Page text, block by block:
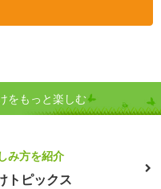
をもっと楽しむ
み方を紹介
トピックス